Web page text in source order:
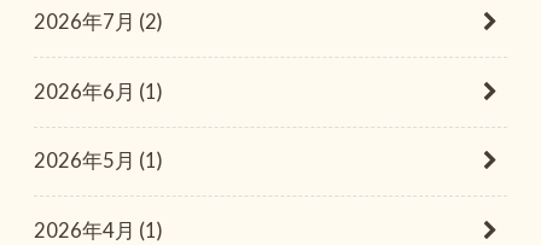
2026年7月 (2)
2026年6月 (1)
2026年5月 (1)
2026年4月 (1)